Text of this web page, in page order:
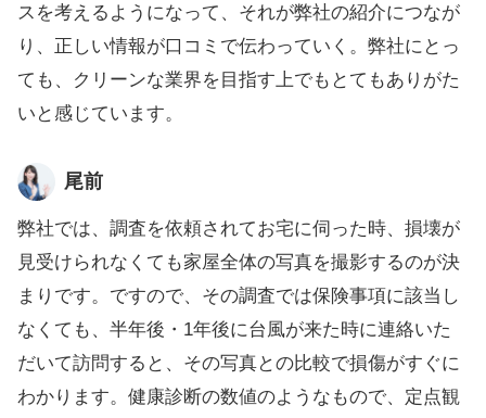
スを考えるようになって、それが弊社の紹介につなが
り、正しい情報が口コミで伝わっていく。弊社にとっ
ても、クリーンな業界を目指す上でもとてもありがた
いと感じています。
尾前
弊社では、調査を依頼されてお宅に伺った時、損壊が
見受けられなくても家屋全体の写真を撮影するのが決
まりです。ですので、その調査では保険事項に該当し
なくても、半年後・1年後に台風が来た時に連絡いた
だいて訪問すると、その写真との比較で損傷がすぐに
わかります。健康診断の数値のようなもので、定点観